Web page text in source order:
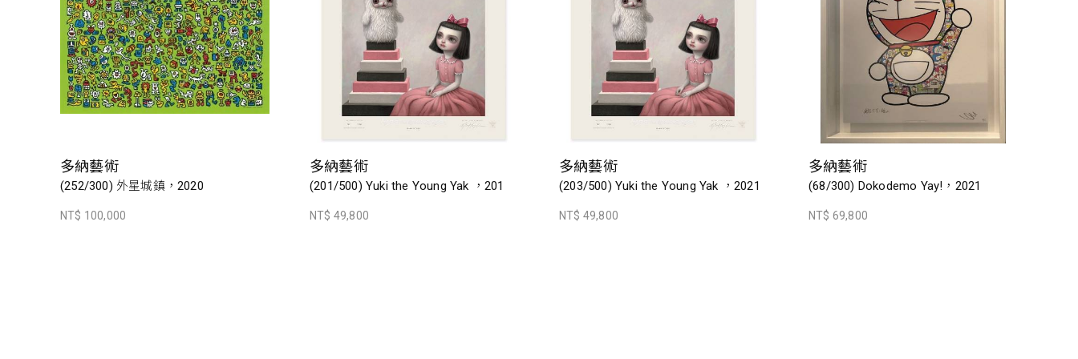
多納藝術
(252/300) 外星城鎮，2020
NT$ 100,000
多納藝術
(201/500) Yuki the Young Yak ，201
NT$ 49,800
多納藝術
(203/500) Yuki the Young Yak ，2021
NT$ 49,800
多納藝術
(68/300) Dokodemo Yay!，2021
NT$ 69,800